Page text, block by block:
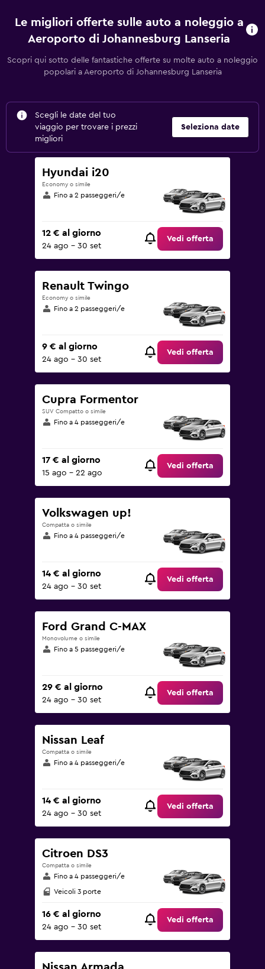
Le migliori offerte sulle auto a noleggio a
Aeroporto di Johannesburg Lanseria
Scopri qui sotto delle fantastiche offerte su molte auto a noleggio
popolari a Aeroporto di Johannesburg Lanseria
Scegli le date del tuo
viaggio per trovare i prezzi
migliori
Seleziona date
Hyundai i20
Economy o simile
Fino a 2 passeggeri/e
12 € al giorno
24 ago - 30 set
Vedi offerta
Renault Twingo
Economy o simile
Fino a 2 passeggeri/e
9 € al giorno
24 ago - 30 set
Vedi offerta
Cupra Formentor
SUV Compatto o simile
Fino a 4 passeggeri/e
17 € al giorno
15 ago - 22 ago
Vedi offerta
Volkswagen up!
Compatta o simile
Fino a 4 passeggeri/e
14 € al giorno
24 ago - 30 set
Vedi offerta
Ford Grand C-MAX
Monovolume o simile
Fino a 5 passeggeri/e
29 € al giorno
24 ago - 30 set
Vedi offerta
Nissan Leaf
Compatta o simile
Fino a 4 passeggeri/e
14 € al giorno
24 ago - 30 set
Vedi offerta
Citroen DS3
Compatta o simile
Fino a 4 passeggeri/e
Veicoli 3 porte
16 € al giorno
24 ago - 30 set
Vedi offerta